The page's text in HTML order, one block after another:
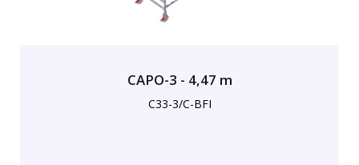
CAPO-3 - 4,47 m
C33-3/C-BFI